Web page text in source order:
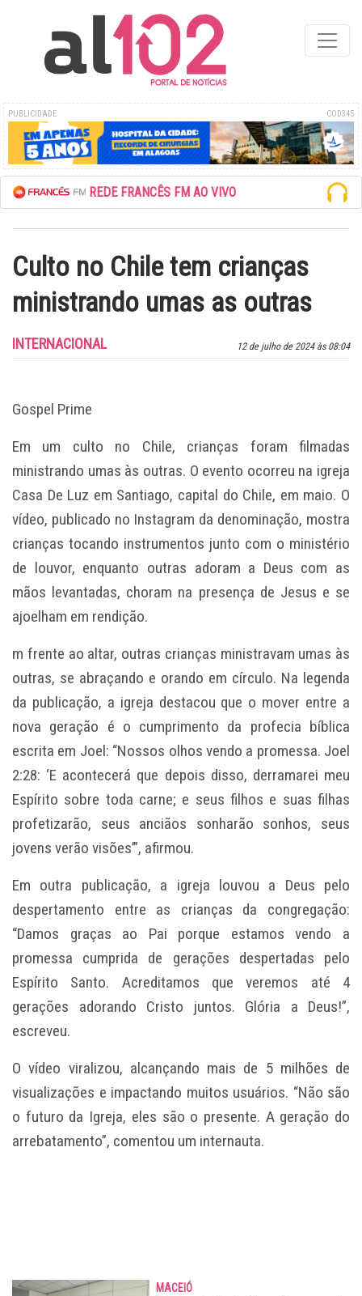
PUBLICIDADE COD345
ESCUTE A REDE FRANCÊS FM AO VIVO
Culto no Chile tem crianças
ministrando umas as outras
12 de julho de 2024 às 08:04
INTERNACIONAL
Gospel Prime
Em um culto no Chile, crianças foram filmadas
ministrando umas às outras. O evento ocorreu na igreja
Casa De Luz em Santiago, capital do Chile, em maio. O
vídeo, publicado no Instagram da denominação, mostra
crianças tocando instrumentos junto com o ministério
de louvor, enquanto outras adoram a Deus com as
mãos levantadas, choram na presença de Jesus e se
ajoelham em rendição.
m frente ao altar, outras crianças ministravam umas às
outras, se abraçando e orando em círculo. Na legenda
da publicação, a igreja destacou que o mover entre a
nova geração é o cumprimento da profecia bíblica
escrita em Joel: “Nossos olhos vendo a promessa. Joel
2:28: ‘E acontecerá que depois disso, derramarei meu
Espírito sobre toda carne; e seus filhos e suas filhas
profetizarão, seus anciãos sonharão sonhos, seus
jovens verão visões’”, afirmou.
Em outra publicação, a igreja louvou a Deus pelo
despertamento entre as crianças da congregação:
“Damos graças ao Pai porque estamos vendo a
promessa cumprida de gerações despertadas pelo
Espírito Santo. Acreditamos que veremos até 4
gerações adorando Cristo juntos. Glória a Deus!”,
escreveu.
O vídeo viralizou, alcançando mais de 5 milhões de
visualizações e impactando muitos usuários. “Não são
o futuro da Igreja, eles são o presente. A geração do
arrebatamento”, comentou um internauta.
MACEIÓ